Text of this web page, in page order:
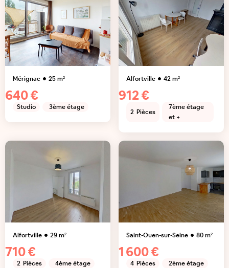
Mérignac 25m²
640 €
Studio 3ème étage
Alfortville 42m²
912 €
2 Pièces
7ème étage
et +
Alfortville 29m²
710 €
2 Pièces 4ème étage
Saint-Ouen-sur-Seine 80m²
1 600 €
4 Pièces 2ème étage